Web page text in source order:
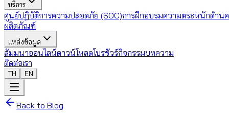
บริการ
ศูนย์ปฏิบัติการความปลอดภัย (SOC)การฝึกอบรมความตระหนักด้าน
ผลิตภัณฑ์
แหล่งข้อมูล
สัมมนาออนไลน์ดาวน์โหลดโบรชัวร์กิจกรรมบทความ
ติดต่อเรา
TH EN
Back to Blog